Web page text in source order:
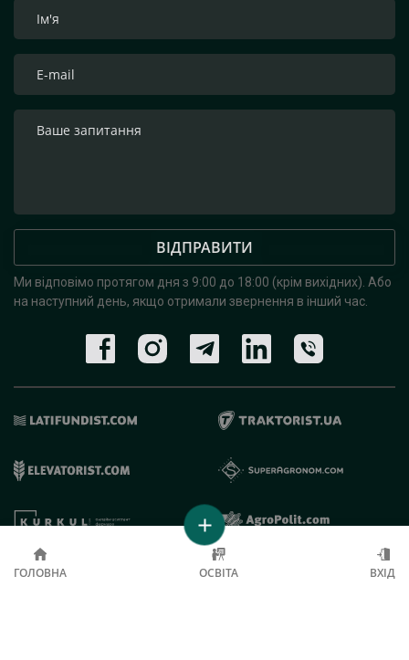
ВІДПРАВИТИ
Ми відповімо протягом дня з 9:00 до 18:00 (крім вихідних). Або
на наступний день, якщо отримали звернення в інший час.
© 2019 - 2026 AgroRobota. Всі права захищені.
ГОЛОВНА ОСВІТА ВХІД